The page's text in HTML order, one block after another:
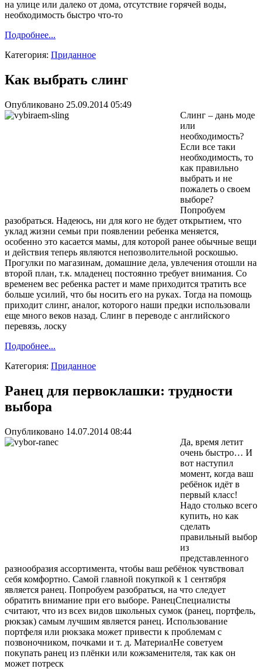
на улице или далеко от дома, отсутствие горячей воды,
необходимость быстро что-то
Подробнее...
Категория: Приданное
Как выбрать слинг
Опубликовано 25.09.2014 05:49
Слинг – дань моде
или
необходимость?
Если все таки
необходимость, то
как правильно
выбрать и не
пожалеть о своем
выборе?
Попробуем
разобраться. Надеюсь, ни для кого не будет открытием, что
уклад жизни семьи при появлении ребенка меняется,
особенно это касается мамы, для которой ранее обычные вещи
и действия теперь являются непозволительной роскошью.
Прогулки по магазинам, домашние дела, увлечения отошли на
второй план, т.к. младенец постоянно требует внимания. Со
временем вес ребенка растет и маме приходится тратить все
больше усилий, что бы носить его на руках. Тогда на помощь
приходит слинг, аналог, которого наши предки использовали
еще много веков назад. Слинг в переводе с английского
перевязь, лоску
Подробнее...
Категория: Приданное
Ранец для первоклашки: трудности
выбора
Опубликовано 14.07.2014 08:44
Да, время летит
очень быстро… И
вот наступил
момент, когда ваш
ребёнок идёт в
первый класс!
Надо столько всего
купить, но как
сделать
правильный выбор
из
представленного
разнообразия ассортимента, чтобы ваш ребёнок чувствовал
себя комфортно. Самой главной покупкой к 1 сентября
является ранец. Попробуем разобраться, на что следует
обратить внимание при его выборе. РанецСпециалисты
считают, что из всех видов школьных сумок (ранец, портфель,
рюкзак) самым лучшим является ранец. Использование
портфеля или рюкзака может привести к проблемам с
позвоночником, почками и т. д. МатериалНе советуем
покупать ранец из плёнки или кожзаменителя, так как он
может потреск